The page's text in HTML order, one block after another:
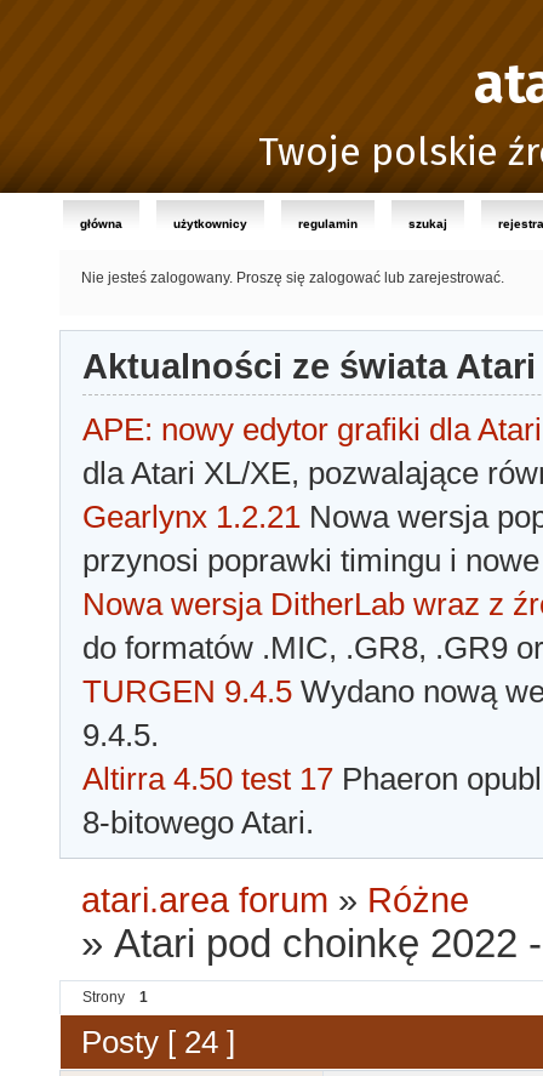
Twoje polskie
główna użytkownicy regulamin szukaj
Nie jesteś zalogowany. Proszę się zalogować lub zarejestrować.
Aktualności ze świata Atari
APE: nowy edytor grafiki dla Atari
dla Atari XL/XE, pozwalające
Gearlynx 1.2.21 Nowa wersja
przynosi poprawki timingu i
Nowa wersja DitherLab wraz z
do formatów .MIC, .GR8, .GR9
TURGEN 9.4.5 Wydano nową
9.4.5.
Altirra 4.50 test 17 Phaeron
8-bitowego Atari.
atari.area forum » Różne
»Atari pod choinkę 2022
Strony 1
Posty [ 24 ]